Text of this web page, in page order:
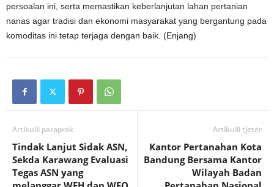
persoalan ini, serta memastikan keberlanjutan lahan pertanian
nanas agar tradisi dan ekonomi masyarakat yang bergantung pada
komoditas ini tetap terjaga dengan baik. (Enjang)
Artikulli paraprak
Tindak Lanjut Sidak ASN,
Sekda Karawang Evaluasi
Tegas ASN yang
Artikulli tjetër
Kantor Pertanahan Kota
Bandung Bersama Kantor
Wilayah Badan